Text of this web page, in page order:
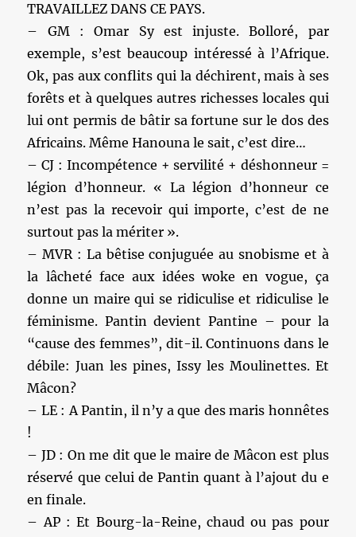
TRAVAILLEZ DANS CE PAYS.
– GM : Omar Sy est injuste. Bolloré, par
exemple, s’est beaucoup intéressé à l’Afrique.
Ok, pas aux conflits qui la déchirent, mais à ses
forêts et à quelques autres richesses locales qui
lui ont permis de bâtir sa fortune sur le dos des
Africains. Même Hanouna le sait, c’est dire…
– CJ : Incompétence + servilité + déshonneur =
légion d’honneur. « La légion d’honneur ce
n’est pas la recevoir qui importe, c’est de ne
surtout pas la mériter ».
– MVR : La bêtise conjuguée au snobisme et à
la lâcheté face aux idées woke en vogue, ça
donne un maire qui se ridiculise et ridiculise le
féminisme. Pantin devient Pantine – pour la
“cause des femmes”, dit-il. Continuons dans le
débile: Juan les pines, Issy les Moulinettes. Et
Mâcon?
– LE : A Pantin, il n’y a que des maris honnêtes
!
– JD : On me dit que le maire de Mâcon est plus
réservé que celui de Pantin quant à l’ajout du e
en finale.
– AP : Et Bourg-la-Reine, chaud ou pas pour